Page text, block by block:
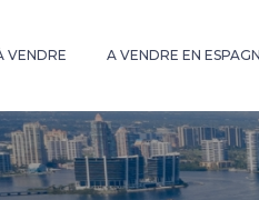
VENDRE A VENDRE EN